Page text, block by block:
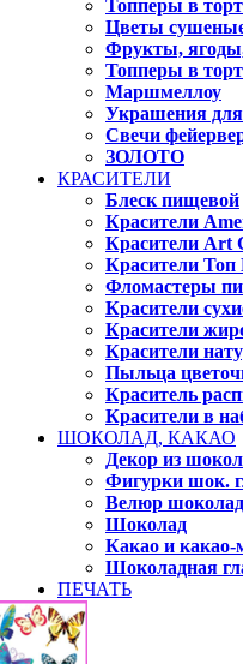
Топперы в
Цветы
Фрукты,
Топперы в торт
Маршмеллоу
Украшения
Свечи
ЗОЛОТО
КРАСИТЕЛИ
Блеск пищевой
Красители
Красители Art
Красители Топ
Фломастеры
Красители
Красители
Красители
Пыльца
Краситель
Красители в
ШОКОЛАД, КАКАО
Декор из
Фигурки шок.
Велюр
Шоколад
Какао и какао-
Шоколадная
ПЕЧАТЬ